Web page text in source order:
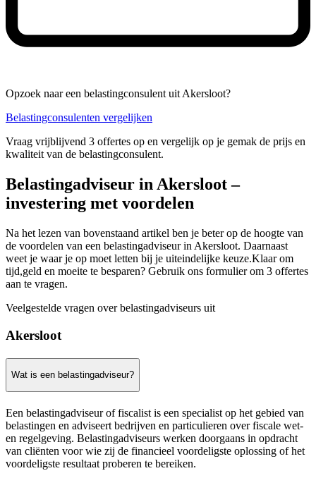
Opzoek naar een belastingconsulent uit Akersloot?
Belastingconsulenten vergelijken
Vraag vrijblijvend 3 offertes op en vergelijk op je gemak de prijs en
kwaliteit van de belastingconsulent.
Belastingadviseur in Akersloot –
investering met voordelen
Na het lezen van bovenstaand artikel ben je beter op de hoogte van
de voordelen van een belastingadviseur in Akersloot. Daarnaast
weet je waar je op moet letten bij je uiteindelijke keuze.Klaar om
tijd,geld en moeite te besparen? Gebruik ons formulier om 3 offertes
aan te vragen.
Veelgestelde vragen over belastingadviseurs uit
Akersloot
Wat is een belastingadviseur?
Een belastingadviseur of fiscalist is een specialist op het gebied van
belastingen en adviseert bedrijven en particulieren over fiscale wet-
en regelgeving. Belastingadviseurs werken doorgaans in opdracht
van cliënten voor wie zij de financieel voordeligste oplossing of het
voordeligste resultaat proberen te bereiken.